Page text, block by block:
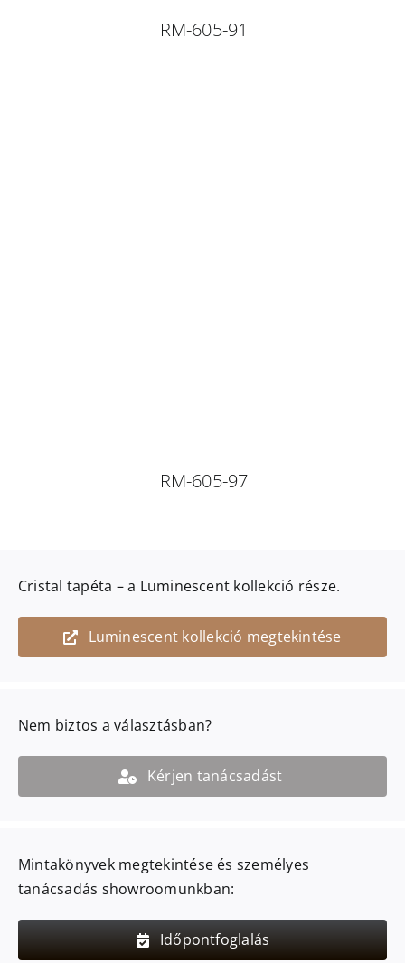
RM-605-91
RM-605-97
Cristal tapéta – a Luminescent kollekció része.
Luminescent kollekció megtekintése
Nem biztos a választásban?
Kérjen tanácsadást
Mintakönyvek megtekintése és személyes
tanácsadás showroomunkban:
Időpontfoglalás